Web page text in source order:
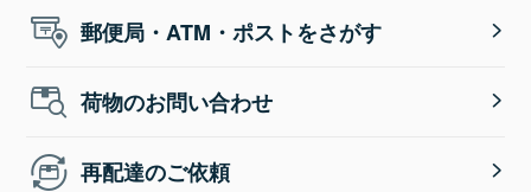
郵便局・ATM・ポストをさがす
荷物のお問い合わせ
再配達のご依頼